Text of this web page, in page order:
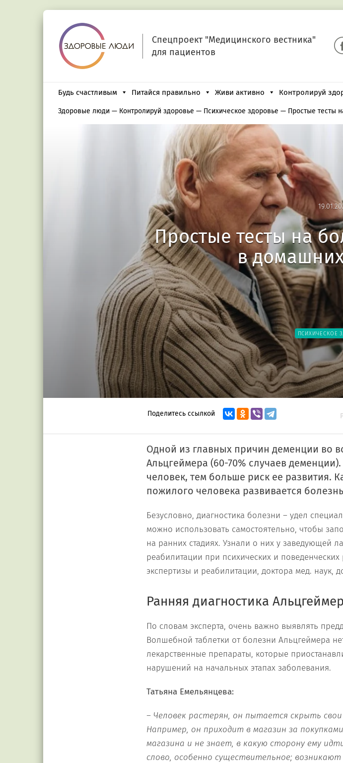
Спецпроект "Медицинского вестника"
для пациентов
Будь счастливым Питайся правильно Живи активно Контролируй
Здоровые люди — Контролируй здоровье — Психическое здоровье — Простые тесты
Простые тесты на
в
ПСИХИЧЕСКОЕ
Поделитесь ссылкой
Одной из главных причин деменции во
Альцгеймера (60-70% случаев
человек, тем больше риск ее развития.
пожилого человека развивается
Безусловно, диагностика болезни – удел
можно использовать самостоятельно, чтобы
на ранних стадиях. Узнали о них у заведующей
реабилитации при психических и поведенческих
экспертизы и реабилитации, доктора мед. наук,
Ранняя диагностика
По словам эксперта, очень важно выявлять
Волшебной таблетки от болезни Альцгеймера
лекарственные препараты, которые
нарушений на начальных этапах заболевания.
Татьяна Емельянцева:
– Человек растерян, он пытается скрыть
Например, он приходит в магазин за
магазина и не знает, в какую сторону ему
слово, особенно существительное;